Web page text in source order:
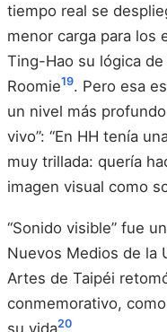
tiempo real se
menor carga para los
Ting-Hao su lógica
Roomie19. Pero esa
un nivel más
vivo”: “En HH tenía
muy trillada: quería
imagen visual como
“Sonido visible” fue
Nuevos Medios de la
Artes de Taipéi
conmemorativo,
su vida20